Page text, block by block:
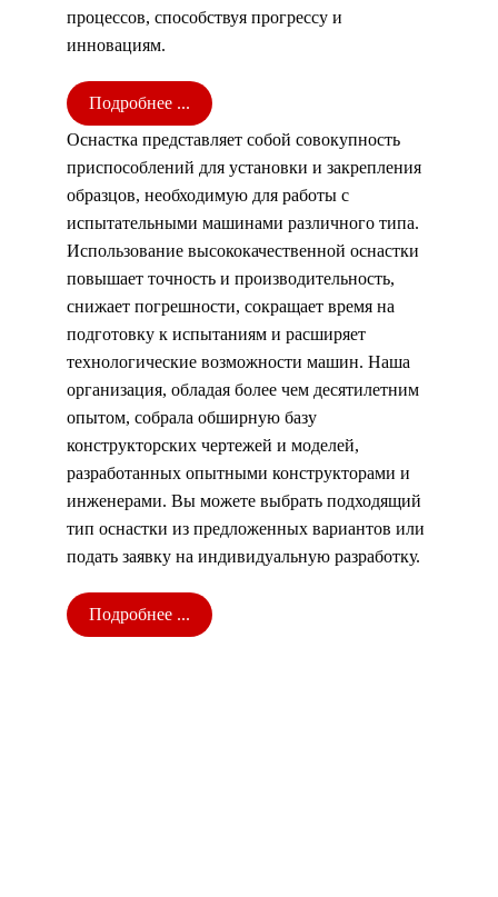
процессов, способствуя прогрессу и
инновациям.
Подробнее ...
Оснастка представляет собой совокупность
приспособлений для установки и закрепления
образцов, необходимую для работы с
испытательными машинами различного типа.
Использование высококачественной оснастки
повышает точность и производительность,
снижает погрешности, сокращает время на
подготовку к испытаниям и расширяет
технологические возможности машин. Наша
организация, обладая более чем десятилетним
опытом, собрала обширную базу
конструкторских чертежей и моделей,
разработанных опытными конструкторами и
инженерами. Вы можете выбрать подходящий
тип оснастки из предложенных вариантов или
подать заявку на индивидуальную разработку.
Подробнее ...